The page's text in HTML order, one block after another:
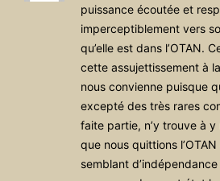
puissance écoutée et
imperceptiblement vers
qu’elle est dans l’OTAN.
cette assujettissement à
nous convienne puisque
excepté des très rares
faite partie, n’y trouve à
que nous quittions
semblant